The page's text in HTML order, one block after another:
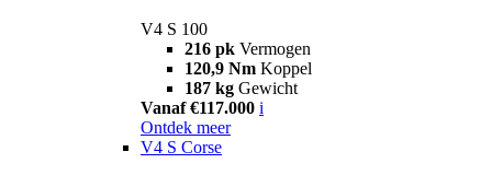
V4 S 100
216 pk Vermogen
120,9 Nm Koppel
187 kg Gewicht
Vanaf €117.000 i
Ontdek meer
V4 S Corse